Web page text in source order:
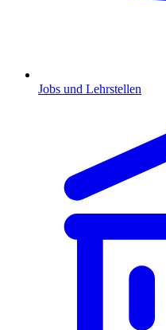
Jobs und Lehrstellen